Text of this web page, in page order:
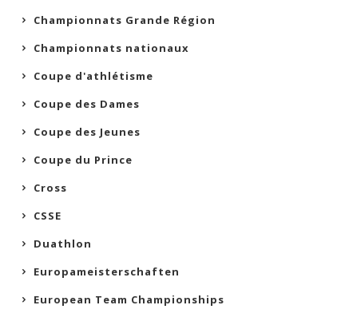
Championnats Grande Région
Championnats nationaux
Coupe d'athlétisme
Coupe des Dames
Coupe des Jeunes
Coupe du Prince
Cross
CSSE
Duathlon
Europameisterschaften
European Team Championships